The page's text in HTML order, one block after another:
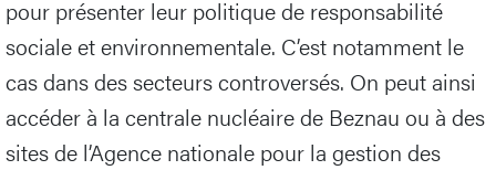
pour présenter leur politique de responsabilité
sociale et environnementale. C’est notamment le
cas dans des secteurs controversés. On peut ainsi
accéder à la centrale nucléaire de Beznau ou à des
sites de l’Agence nationale pour la gestion des